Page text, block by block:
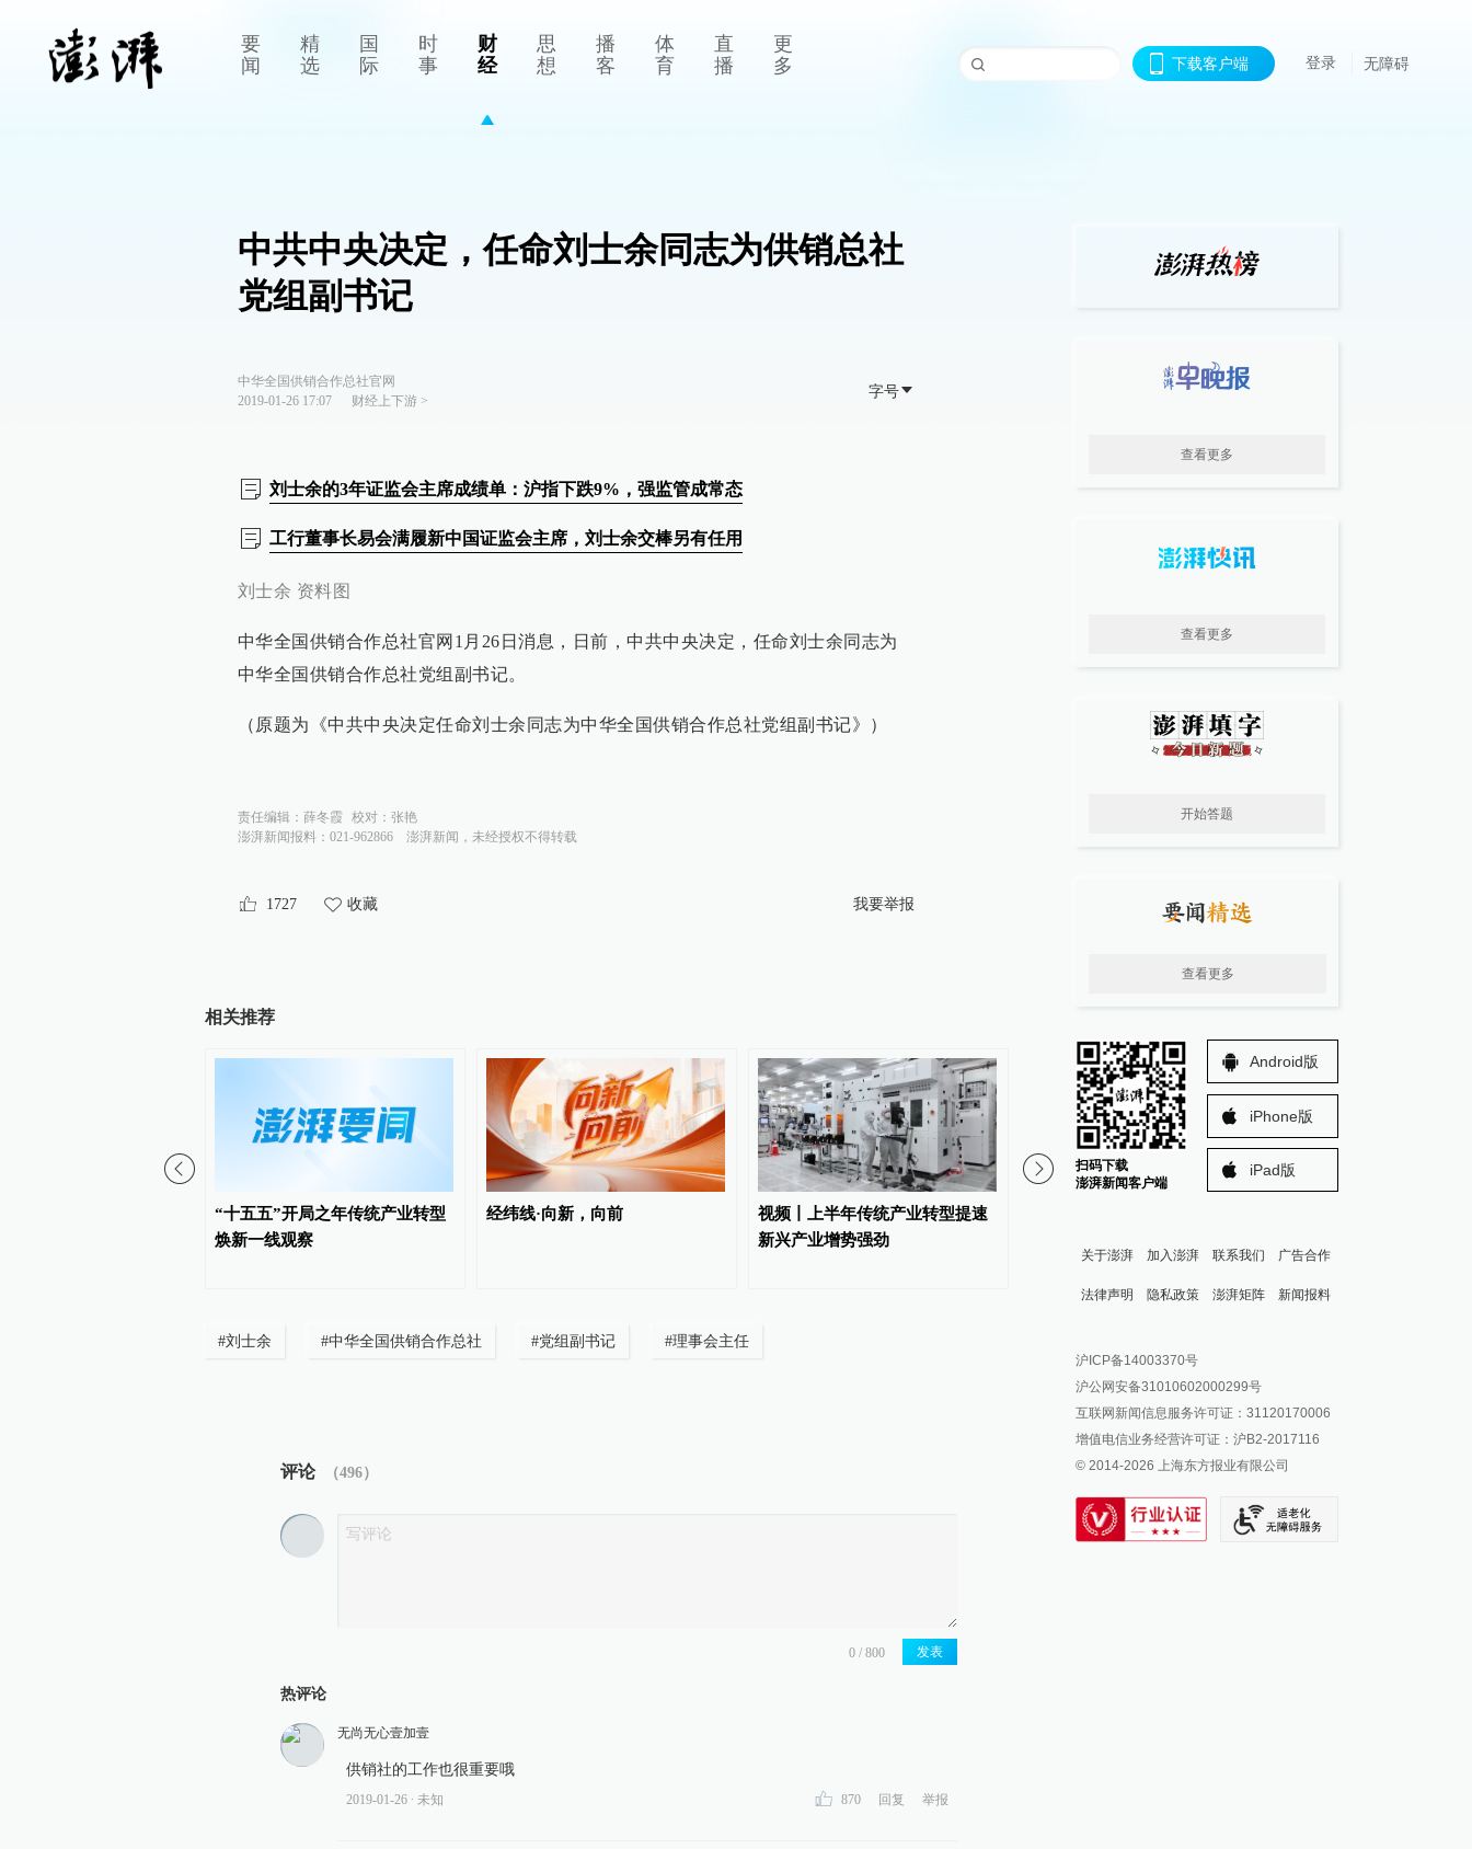
要
闻
精
选
国
际
时
事
财
经
思
想
播
客
体
育
直
播
更
多
下载客户端 登录 无障碍
中共中央决定，任命刘士余同志为供销总社
党组副书记
中华全国供销合作总社官网
2019-01-26 17:07
财经上下游>
字号
刘士余的3年证监会主席成绩单：沪指下跌9%，强监管成常态
工行董事长易会满履新中国证监会主席，刘士余交棒另有任用
刘士余 资料图
中华全国供销合作总社官网1月26日消息，日前，中共中央决定，任命刘士余同志为
中华全国供销合作总社党组副书记。
（原题为《中共中央决定任命刘士余同志为中华全国供销合作总社党组副书记》）
责任编辑： 薛冬霞 校对： 张艳
澎湃新闻报料：021-962866
澎湃新闻，未经授权不得转载
1727 收藏 我要举报
相关推荐
“十五五”开局之年传统产业转型
焕新一线观察
经纬线·向新，向前
视频丨上半年传统产业转型提速
新兴产业增势强劲
#刘士余 #中华全国供销合作总社 #党组副书记 #理事会主任
评论 （496）
发表
热评论
无尚无心壹加壹
供销社的工作也很重要哦
2019-01-26 ∙ 未知 870 回复 举报
查看更多
查看更多
开始答题
查看更多
扫码下载
澎湃新闻客户端
Android版
iPhone版
iPad版
关于澎湃 加入澎湃 联系我们 广告合作
法律声明 隐私政策 澎湃矩阵
澎湃新闻公众号
澎湃新闻抖音号
派生万物开放平台
IP SHANGHAI
SIXTH TONE
新闻报料
报料邮箱: news@thepaper.cn
沪ICP备14003370号
沪公网安备31010602000299号
互联网新闻信息服务许可证：31120170006
增值电信业务经营许可证：沪B2-2017116
© 2014-2026 上海东方报业有限公司